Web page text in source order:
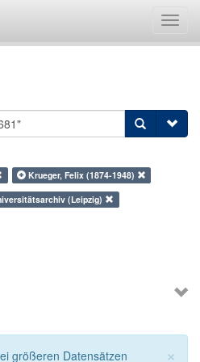
Krueger, Felix (1874-1948)
(Leipzig)
×
größeren Datensätzen